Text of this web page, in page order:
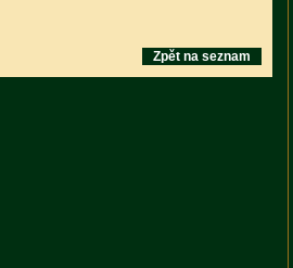
Zpět na seznam